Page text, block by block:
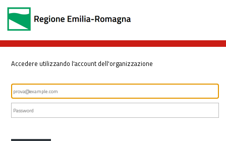
Accedere utilizzando l'account dell'organizzazione